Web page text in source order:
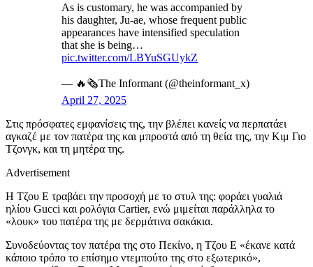
As is customary, he was accompanied by
his daughter, Ju-ae, whose frequent public
appearances have intensified speculation
that she is being…
pic.twitter.com/LBYuSGUykZ
— 🔥🗞The Informant (@theinformant_x)
April 27, 2025
Στις πρόσφατες εμφανίσεις της, την βλέπει κανείς να περπατάει
αγκαζέ με τον πατέρα της και μπροστά από τη θεία της, την Κιμ Γιο
Τζονγκ, και τη μητέρα της.
Advertisement
Η Τζου Ε τραβάει την προσοχή με το στυλ της: φοράει γυαλιά
ηλίου Gucci και ρολόγια Cartier, ενώ μιμείται παράλληλα το
«λουκ» του πατέρα της με δερμάτινα σακάκια.
Συνοδεύοντας τον πατέρα της στο Πεκίνο, η Τζου Ε «έκανε κατά
κάποιο τρόπο το επίσημο ντεμπούτο της στο εξωτερικό»,